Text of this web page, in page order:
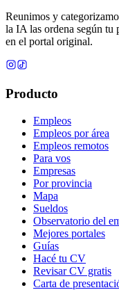
Reunimos y
la IA las ordena según tu
en el portal original.
Producto
Empleos
Empleos por área
Empleos remotos
Para vos
Empresas
Por provincia
Mapa
Sueldos
Observatorio del
Mejores portales
Guías
Hacé tu CV
Revisar CV gratis
Carta de